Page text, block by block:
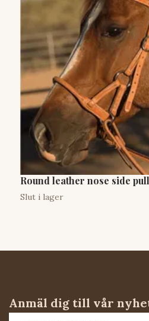
Round leather nose side pull
Slut i lager
Anmäl dig till vår